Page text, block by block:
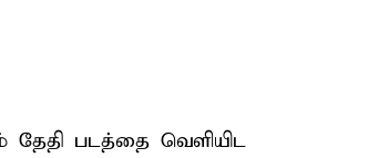
தேதி படத்தை வெளியிட